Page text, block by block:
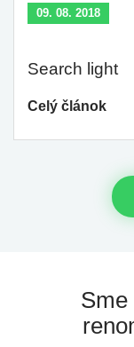
09. 08. 2018
Search light
Celý článok